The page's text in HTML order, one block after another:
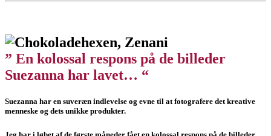
” En kolossal respons på de billeder
Suezanna har lavet… “
Suezanna har en suveræn indlevelse og evne til at fotografere det kreative
menneske og dets unikke produkter.